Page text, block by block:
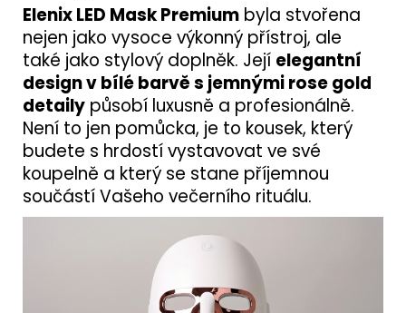
Elenix LED Mask Premium byla stvořena
nejen jako vysoce výkonný přístroj, ale
také jako stylový doplněk. Její elegantní
design v bílé barvě s jemnými rose gold
detaily působí luxusně a profesionálně.
Není to jen pomůcka, je to kousek, který
budete s hrdostí vystavovat ve své
koupelně a který se stane příjemnou
součástí Vašeho večerního rituálu.